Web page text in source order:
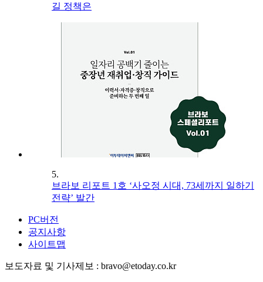
길 정책은
5.
브라보 리포트 1호 ‘사오정 시대, 73세까지 일하기
전략’ 발간
PC버전
공지사항
사이트맵
보도자료 및 기사제보 : bravo@etoday.co.kr